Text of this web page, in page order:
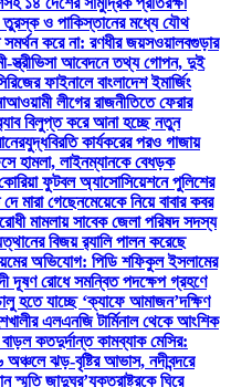
ও পাকিস্তানের মধ্যে যৌথ
করে না: রণধীর জয়সওয়ালবগুড়ার
স্ত্রীভিসা আবেদনে তথ্য গোপন, দুই
ফাইনালে বাংলাদেশ ইমার্জিং
আওয়ামী লীগের রাজনীতিতে ফেরার
বিলুপ্ত করে আনা হচ্ছে নতুন
যুদ্ধবিরতি কার্যকরের পরও গাজায়
হামলা, লাইনম্যানকে বেধড়ক
ফুটবল অ্যাসোসিয়েশনে পুলিশের
মারা গেছেনমেয়েকে নিয়ে বাবার কবর
মামলায় সাবেক জেলা পরিষদ সদস্য
বিজয় র‍্যালি পালন করেছে
অভিযোগ: পিডি শফিকুল ইসলামের
দূষণ রোধে সমন্বিত পদক্ষেপ গ্রহণে
হতে যাচ্ছে ‘ক্যাফে আমাজন’দক্ষিণ
এলএনজি টার্মিনাল থেকে আংশিক
বাড়ল কতদুর্দান্ত কামব্যাক মেসির:
অঞ্চলে ঝড়-বৃষ্টির আভাস, নদীবন্দরে
স্মৃতি জাদুঘর’যুক্তরাষ্ট্রকে ঘিরে